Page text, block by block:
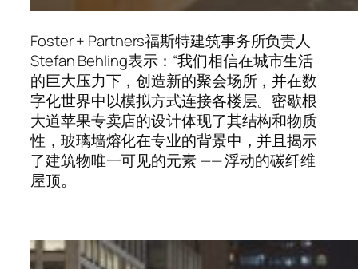
Foster + Partners福斯特建筑事务所负责人
Stefan Behling表示：“我们相信在城市生活
的巨大压力下，创造新的聚会场所，并在数
字化世界中以模拟方式连接各楼层。密歇根
大道苹果专卖店的设计体现了其结构和物质
性，玻璃墙熔化在专业的背景中，并且揭示
了建筑物唯一可见的元素 —— 浮动的碳纤维
屋顶。